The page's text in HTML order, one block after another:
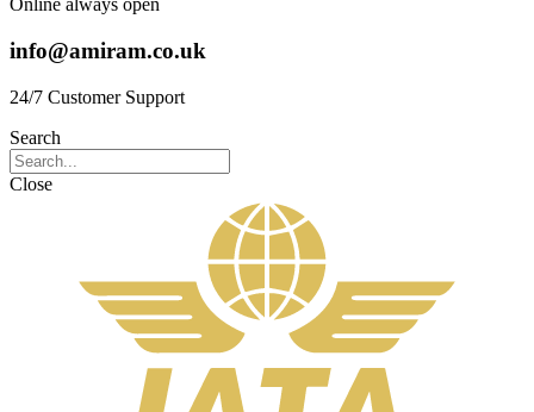
Online always open
info@amiram.co.uk
24/7 Customer Support
Search
Close